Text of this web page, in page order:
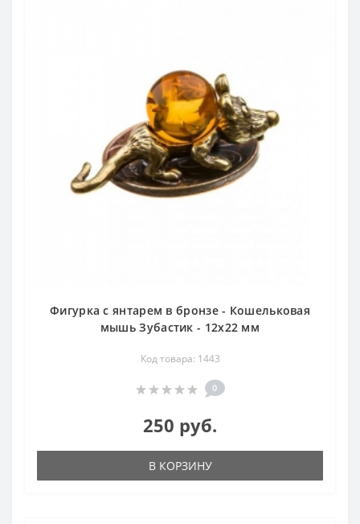
Фигурка с янтарем в бронзе - Кошельковая
мышь Зубастик - 12х22 мм
Код товара: 1443
0
250 руб.
В КОРЗИНУ